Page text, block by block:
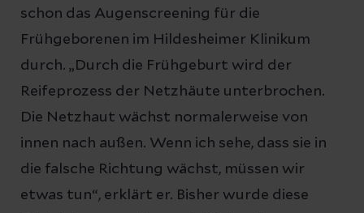
schon das Augenscreening für die
Frühgeborenen im Hildesheimer Klinikum
durch. „Durch die Frühgeburt wird der
Reifeprozess der Netzhäute unterbrochen.
Die Netzhaut wächst normalerweise von
innen nach außen. Wenn ich sehe, dass sie in
die falsche Richtung wächst, müssen wir
etwas tun“, erklärt er. Bisher wurde diese